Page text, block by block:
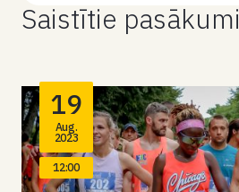
Saistītie pasākumi
19
Aug.
2023
12:00